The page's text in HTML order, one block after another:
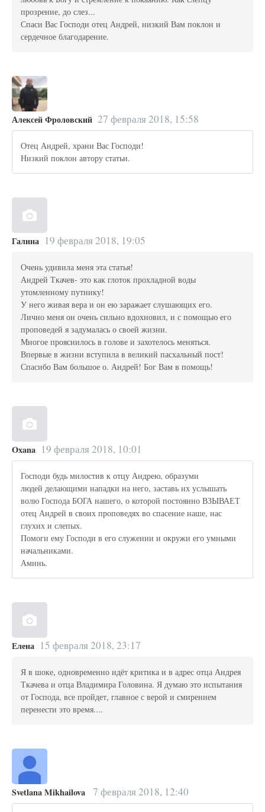
прозрение, до слез...
Спаси Вас Господи отец Андрей, низкий Вам поклон и
сердечное благодарение.
Алексей Фроловский 27 февраля 2018, 15:58
Отец Андрей, храни Вас Господи!
Низкий поклон автору статьи.
Галина 19 февраля 2018, 19:05
Очень удивила меня эта статья!
Андрей Ткачев- это как глоток прохладной воды
утомленному путнику!
У него живая вера и он ею заражает слушающих его.
Лично меня он очень сильно вдохновил, и с помощью его
проповедей я задумалась о своей жизни.
Многое прояснилось в голове и захотелось меняться.
Впервые в жизни вступила в великий пасхальный пост!
Спасибо Вам большое о. Андрей! Бог Вам в помощь!
Oxana 19 февраля 2018, 10:01
Господи будь милостив к отцу Андрею, образуми
людей делающими нападки на него, заставь их услышать
волю Господа БОГА нашего, о которой постоянно ВЗЫВАЕТ
отец Андрей в своих проповедях во спасение наше, нас
глухих и слепых.
Помоги ему Господи в его служении и окружи его умными
начальниками.
Аминь.
Елена 15 февраля 2018, 23:17
Я в шоке, одновременно идёт критика и в адрес отца Андрея
Ткачева и отца Владимира Головина. Я думаю это испытания
от Господа, все пройдет, главное с верой и смирением
перенести это время....
Svetlana Mikhailova 7 февраля 2018, 12:40